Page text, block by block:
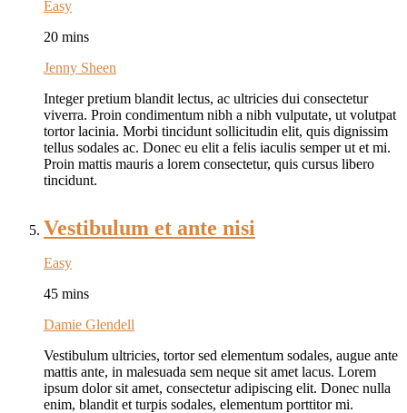
Easy
20 mins
Jenny Sheen
Integer pretium blandit lectus, ac ultricies dui consectetur
viverra. Proin condimentum nibh a nibh vulputate, ut volutpat
tortor lacinia. Morbi tincidunt sollicitudin elit, quis dignissim
tellus sodales ac. Donec eu elit a felis iaculis semper ut et mi.
Proin mattis mauris a lorem consectetur, quis cursus libero
tincidunt.
Vestibulum et ante nisi
Easy
45 mins
Damie Glendell
Vestibulum ultricies, tortor sed elementum sodales, augue ante
mattis ante, in malesuada sem neque sit amet lacus. Lorem
ipsum dolor sit amet, consectetur adipiscing elit. Donec nulla
enim, blandit et turpis sodales, elementum porttitor mi.